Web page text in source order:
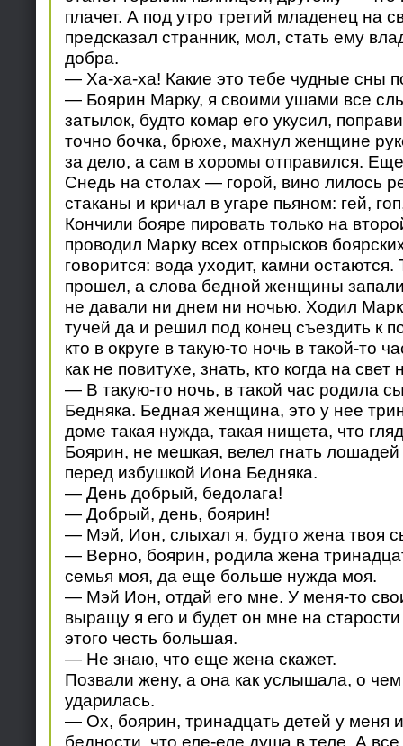
плачет. А под утро третий младенец на
предсказал странник, мол, стать ему
добра.
— Ха-ха-ха! Какие это тебе чудные сны
— Боярин Марку, я своими ушами все
затылок, будто комар его укусил,
точно бочка, брюхе, махнул женщине
за дело, а сам в хоромы отправился.
Снедь на столах — горой, вино лилось
стаканы и кричал в угаре пьяном: гей,
Кончили бояре пировать только на
проводил Марку всех отпрысков
говорится: вода уходит, камни остаются.
прошел, а слова бедной женщины
не давали ни днем ни ночью. Ходил
тучей да и решил под конец съездить к
кто в округе в такую-то ночь в такой-то
как не повитухе, знать, кто когда на свет
— В такую-то ночь, в такой час родила
Бедняка. Бедная женщина, это у нее
доме такая нужда, такая нищета, что
Боярин, не мешкая, велел гнать лошадей
перед избушкой Иона Бедняка.
— День добрый, бедолага!
— Добрый, день, боярин!
— Мэй, Ион, слыхал я, будто жена твоя
— Верно, боярин, родила жена
семья моя, да еще больше нужда моя.
— Мэй Ион, отдай его мне. У меня-то
выращу я его и будет он мне на
этого честь большая.
— Не знаю, что еще жена скажет.
Позвали жену, а она как услышала, о
ударилась.
— Ох, боярин, тринадцать детей у меня
бедности, что еле-еле душа в теле. А